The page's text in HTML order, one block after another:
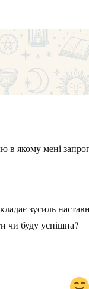
в якому мені
зусиль
чи буду успішна?